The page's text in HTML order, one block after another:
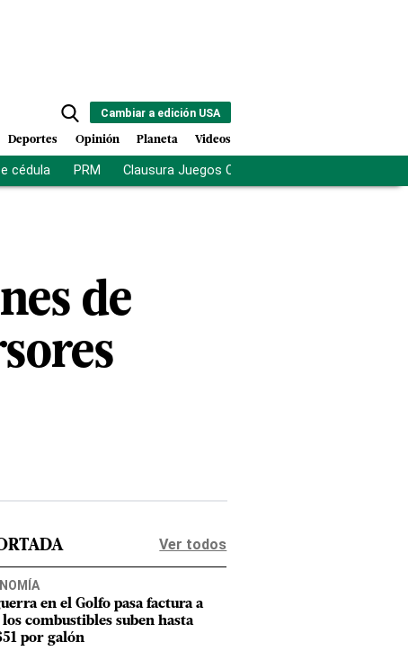
Cambiar a edición USA
Deportes Opinión Planeta Videos
cédula PRM Clausura Juegos Centroamericanos
de
Ver todos
en el Golfo pasa factura a
los combustibles suben hasta
por galón